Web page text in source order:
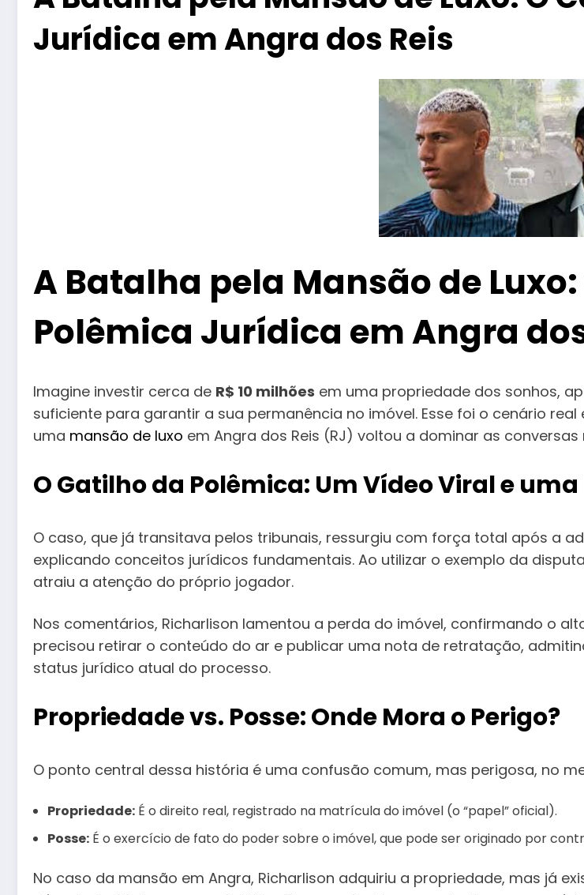
Jurídica em Angra dos Reis
A Batalha pela Mansão de
Polêmica Jurídica em Angra
Imagine investir cerca de R$ 10 milhões em uma propriedade dos sonhos,
suficiente para garantir a sua permanência no imóvel. Esse foi o cenário
uma mansão de luxo em Angra dos Reis (RJ) voltou a dominar as
O Gatilho da Polêmica: Um Vídeo Viral e
O caso, que já transitava pelos tribunais, ressurgiu com força total após a
explicando conceitos jurídicos fundamentais. Ao utilizar o exemplo da
atraiu a atenção do próprio jogador.
Nos comentários, Richarlison lamentou a perda do imóvel, confirmando o
precisou retirar o conteúdo do ar e publicar uma nota de retratação,
status jurídico atual do processo.
Propriedade vs. Posse: Onde Mora o Perigo?
O ponto central dessa história é uma confusão comum, mas perigosa, no
Propriedade: É o direito real, registrado na matrícula do imóvel (o “papel” oficial).
Posse: É o exercício de fato do poder sobre o imóvel, que pode ser originado por
No caso da mansão em Angra, Richarlison adquiriu a propriedade, mas já